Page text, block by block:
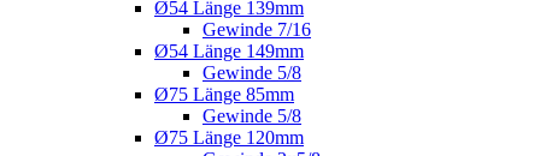
Ø54 Länge 139mm
Gewinde 7/16
Ø54 Länge 149mm
Gewinde 5/8
Ø75 Länge 85mm
Gewinde 5/8
Ø75 Länge 120mm